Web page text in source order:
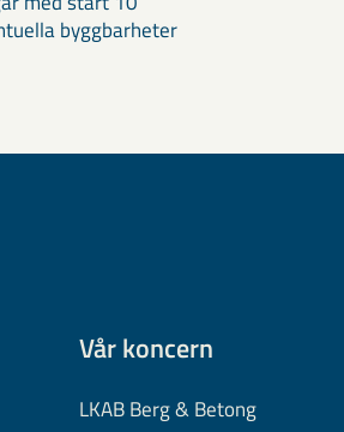
byggbarheter
Vår koncern
LKAB Berg & Betong